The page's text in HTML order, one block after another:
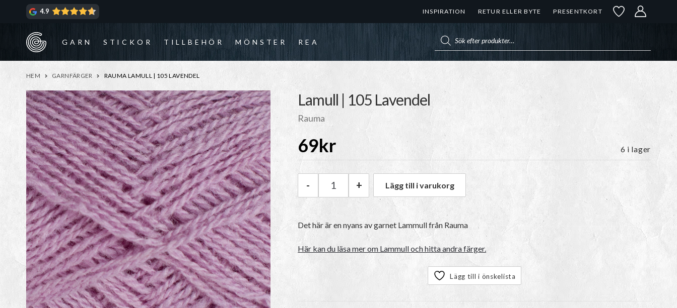
4.9 INSPIRATION RETUR ELLER BYTE PRESENTKORT
GARN STICKOR TILLBEHÖR MÖNSTER REA
HEM GARNFÄRGER RAUMA LAMULL | 105 LAVENDEL
Lamull | 105 Lavendel
Rauma
69kr 6 i lager
Rauma Lamull | 105 Lavendel mängd
- + Lägg till i varukorg
Det här är en nyans av garnet Lammull från Rauma
Här kan du läsa mer om Lammull och hitta andra färger.
Lägg till i önskelista